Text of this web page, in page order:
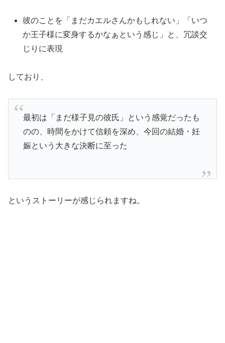
彼のことを「まだカエルさんかもしれない」「いつ
か王子様に変身するかなぁという感じ」と、冗談交
じりに表現
しており、
最初は「まだ様子見の彼氏」という感覚だったも
のの、時間をかけて信頼を深め、今回の結婚・妊
娠という大きな決断に至った
というストーリーが感じられますね。